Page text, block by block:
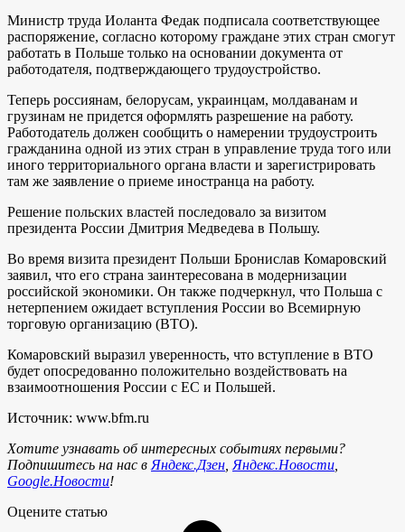
Министр труда Иоланта Федак подписала соответствующее
распоряжение, согласно которому граждане этих стран смогут
работать в Польше только на основании документа от
работодателя, подтверждающего трудоустройство.
Теперь россиянам, белорусам, украинцам, молдаванам и
грузинам не придется оформлять разрешение на работу.
Работодатель должен сообщить о намерении трудоустроить
гражданина одной из этих стран в управление труда того или
иного территориального органа власти и зарегистрировать
там же заявление о приеме иностранца на работу.
Решение польских властей последовало за визитом
президента России Дмитрия Медведева в Польшу.
Во время визита президент Польши Бронислав Комаровский
заявил, что его страна заинтересована в модернизации
российской экономики. Он также подчеркнул, что Польша с
нетерпением ожидает вступления России во Всемирную
торговую организацию (ВТО).
Комаровский выразил уверенность, что вступление в ВТО
будет опосредованно положительно воздействовать на
взаимоотношения России с ЕС и Польшей.
Источник: www.bfm.ru
Хотите узнавать об интересных событиях первыми?
Подпишитесь на нас в Яндекс.Дзен Яндекс.Новости
Google.Новости!
Оцените статью